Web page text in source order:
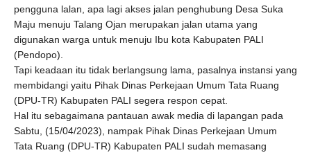
pengguna lalan, apa lagi akses jalan penghubung Desa Suka
Maju menuju Talang Ojan merupakan jalan utama yang
digunakan warga untuk menuju Ibu kota Kabupaten PALI
(Pendopo).
Tapi keadaan itu tidak berlangsung lama, pasalnya instansi yang
membidangi yaitu Pihak Dinas Perkejaan Umum Tata Ruang
(DPU-TR) Kabupaten PALI segera respon cepat.
Hal itu sebagaimana pantauan awak media di lapangan pada
Sabtu, (15/04/2023), nampak Pihak Dinas Perkejaan Umum
Tata Ruang (DPU-TR) Kabupaten PALI sudah memasang